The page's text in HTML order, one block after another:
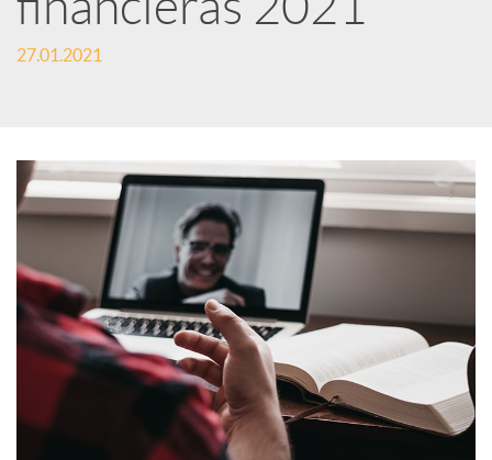
s
o
c
i
a
l
27.01.2021